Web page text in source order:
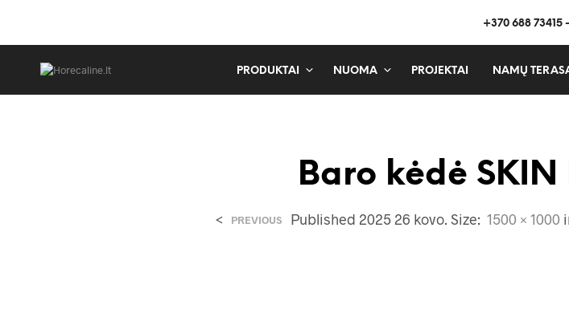
+370 688 73415
PRODUKTAI NUOMA PROJEKTAI NAMŲ
Baro kėdė SKIN
Published 2025 26 kovo. Size: 1500 × 1000
< PREVIOUS